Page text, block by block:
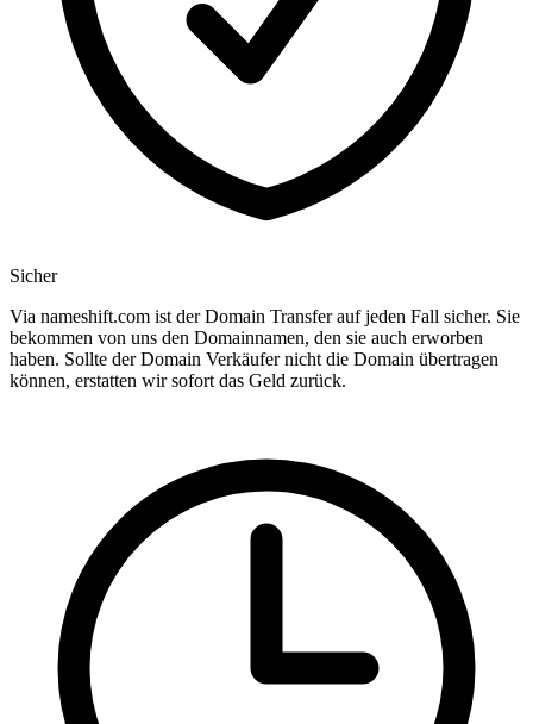
Sicher
Via nameshift.com ist der Domain Transfer auf jeden Fall sicher. Sie
bekommen von uns den Domainnamen, den sie auch erworben
haben. Sollte der Domain Verkäufer nicht die Domain übertragen
können, erstatten wir sofort das Geld zurück.